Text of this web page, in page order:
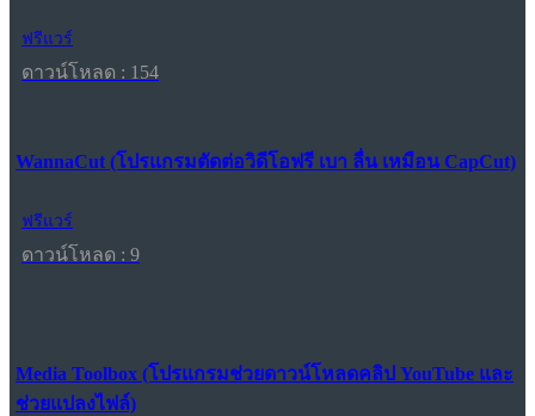
ฟรีแวร์
ดาวน์โหลด : 154
WannaCut (โปรแกรมตัดต่อวิดีโอฟรี เบา ลื่น เหมือน CapCut)
ฟรีแวร์
ดาวน์โหลด : 9
Media Toolbox (โปรแกรมช่วยดาวน์โหลดคลิป YouTube และ
ช่วยแปลงไฟล์)